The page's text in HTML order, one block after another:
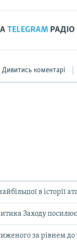
TELEGRAM
Дивитись коментарі
в історії
Заходу
за рівнем до